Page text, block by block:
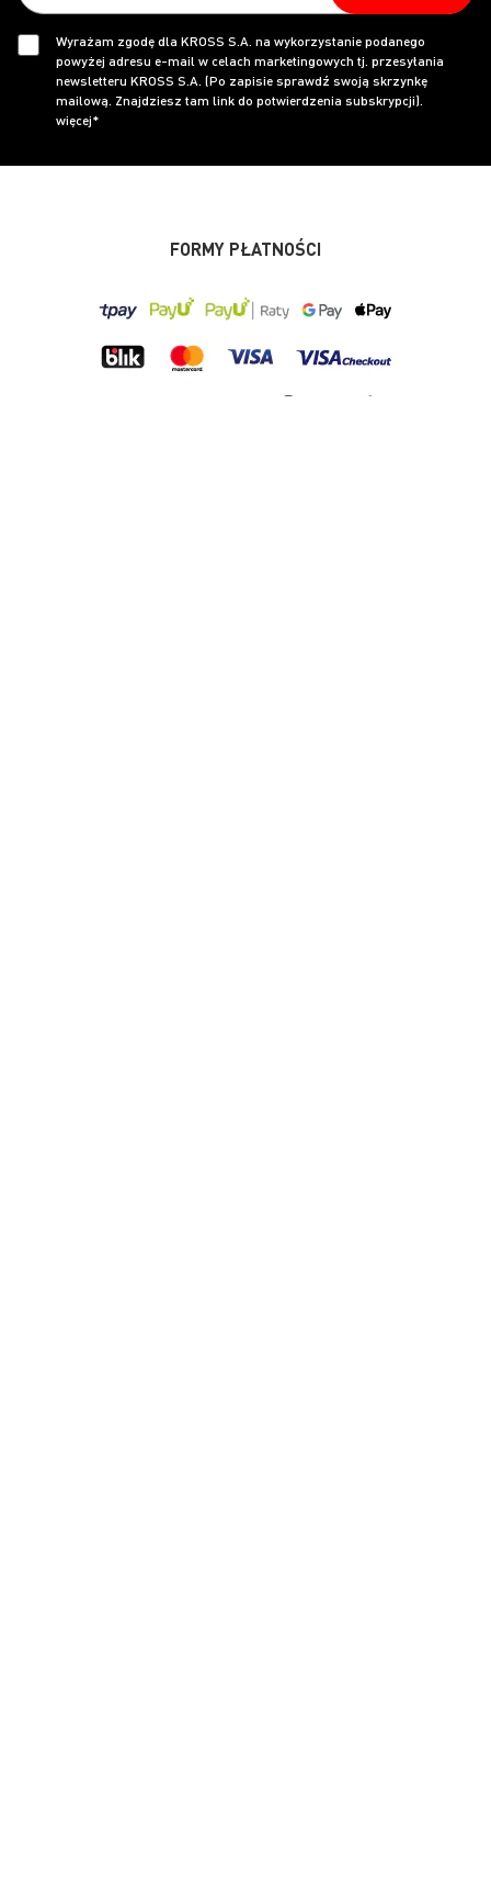
Wyrażam zgodę dla KROSS S.A. na wykorzystanie podanego
powyżej adresu e-mail w celach marketingowych tj. przesyłania
newsletteru KROSS S.A. (Po zapisie sprawdź swoją skrzynkę
mailową. Znajdziesz tam link do potwierdzenia subskrypcji).
więcej*
FORMY PŁATNOŚCI